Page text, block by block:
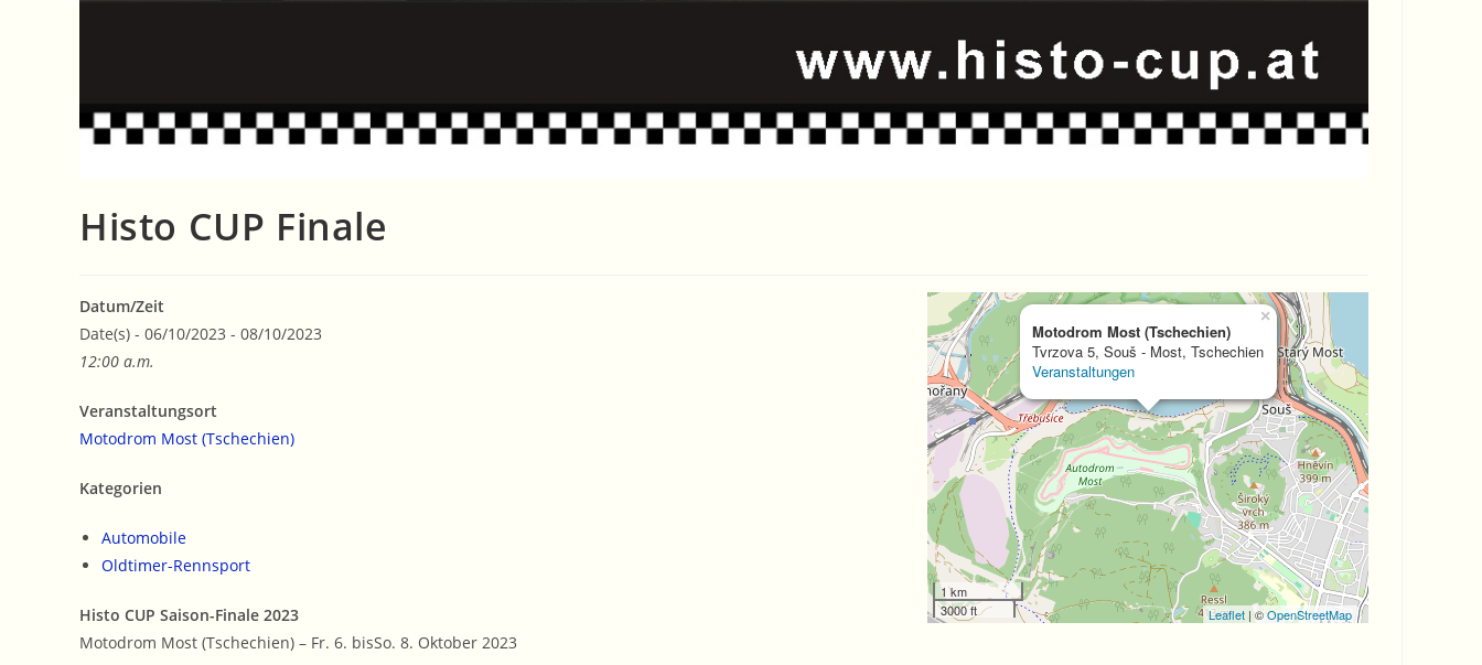
Histo CUP Finale
Motodrom Most (Tschechien)
Tvrzova 5, Souš - Most, Tschechien
Veranstaltungen
×
1 km
3000 ft
Leaflet | ©OpenStreetMap
Datum/Zeit
Date(s) - 06/10/2023 - 08/10/2023
12:00 a.m.
Veranstaltungsort
Motodrom Most (Tschechien)
Kategorien
Automobile
Oldtimer-Rennsport
Histo CUP Saison-Finale 2023
Motodrom Most (Tschechien) – Fr. 6. bisSo. 8. Oktober 2023